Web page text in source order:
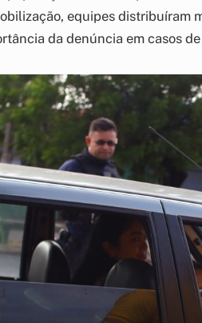
equipes distribuíram
da denúncia em casos